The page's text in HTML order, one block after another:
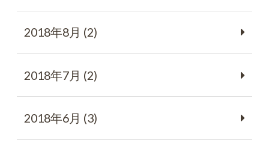
2018年8月 (2)
2018年7月 (2)
2018年6月 (3)